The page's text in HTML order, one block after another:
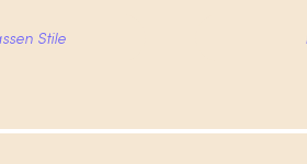
Stile